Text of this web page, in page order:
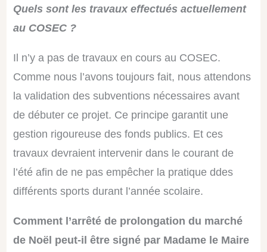
Quels sont les travaux effectués actuellement
au COSEC ?
Il n’y a pas de travaux en cours au COSEC.
Comme nous l’avons toujours fait, nous attendons
la validation des subventions nécessaires avant
de débuter ce projet. Ce principe garantit une
gestion rigoureuse des fonds publics. Et ces
travaux devraient intervenir dans le courant de
l’été afin de ne pas empêcher la pratique ddes
différents sports durant l’année scolaire.
Comment l’arrêté de prolongation du marché
de Noël peut-il être signé par Madame le Maire